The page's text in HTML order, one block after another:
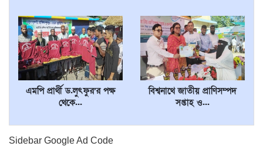
এমপি প্রার্থী ড.লুৎফুর’র পক্ষ
থেকে...
বিশ্বনাথে জাতীয় প্রাণিসম্পদ
সপ্তাহ ও...
Sidebar Google Ad Code